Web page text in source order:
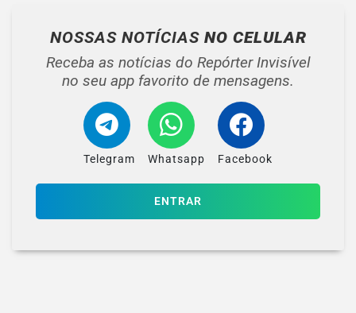
NOSSAS NOTÍCIAS NO CELULAR
Receba as notícias do Repórter Invisível
no seu app favorito de mensagens.
Telegram Whatsapp Facebook
ENTRAR